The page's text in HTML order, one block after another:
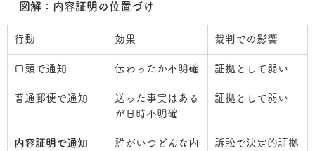
図解：内容証明の位置づけ
行動 効果 裁判での影響
口頭で通知 伝わったか不明確 証拠として弱い
普通郵便で通知
送った事実はある
が日時不明確
証拠として弱い
内容証明で通知
誰がいつどんな内
訴訟で決定的証拠